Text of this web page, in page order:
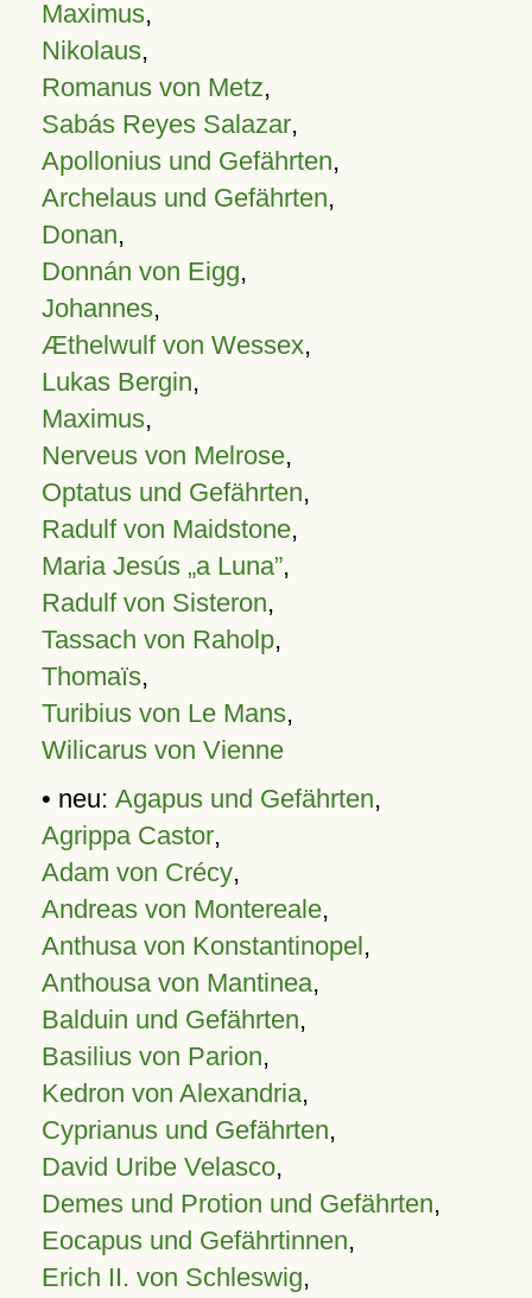
Maximus,
Nikolaus,
Romanus von Metz,
Sabás Reyes Salazar,
Apollonius und Gefährten,
Archelaus und Gefährten,
Donan,
Donnán von Eigg,
Johannes,
Æthelwulf von Wessex,
Lukas Bergin,
Maximus,
Nerveus von Melrose,
Optatus und Gefährten,
Radulf von Maidstone,
Maria Jesús „a Luna”,
Radulf von Sisteron,
Tassach von Raholp,
Thomaïs,
Turibius von Le Mans,
Wilicarus von Vienne
• neu: Agapus und Gefährten,
Agrippa Castor,
Adam von Crécy,
Andreas von Montereale,
Anthusa von Konstantinopel,
Anthousa von Mantinea,
Balduin und Gefährten,
Basilius von Parion,
Kedron von Alexandria,
Cyprianus und Gefährten,
David Uribe Velasco,
Demes und Protion und Gefährten,
Eocapus und Gefährtinnen,
Erich II. von Schleswig,